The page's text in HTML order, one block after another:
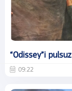
“Odissey”i
09:22